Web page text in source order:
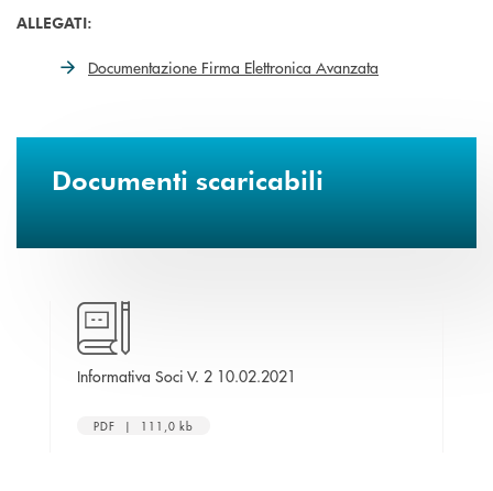
ALLEGATI:
Documentazione Firma Elettronica Avanzata
Documenti scaricabili
Informativa Soci V. 2 10.02.2021
PDF | 111,0 kb